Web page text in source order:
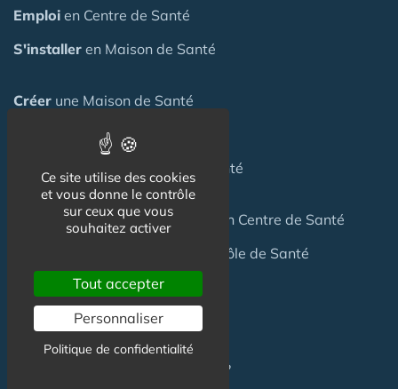
Emploi en Centre de Santé
S'installer en Maison de Santé
Créer une Maison de Santé
une Maison de Santé
dans une Maison de Santé
une Maisonde Santé
ou un Centre de Santé
pour création Maison / Pôle de Santé
C'est quoi une Maison de Santé ?
Ce site utilise des cookies
et vous donne le contrôle
sur ceux que vous
souhaitez activer
Tout accepter
Personnaliser
Politique de confidentialité